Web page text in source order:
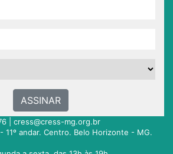
ASSINAR
| cress@cress-mg.org.br
11º andar. Centro. Belo Horizonte - MG.